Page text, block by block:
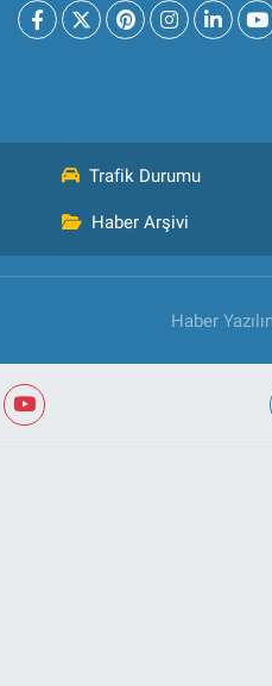
Trafik Durumu
Haber Arşivi
Haber